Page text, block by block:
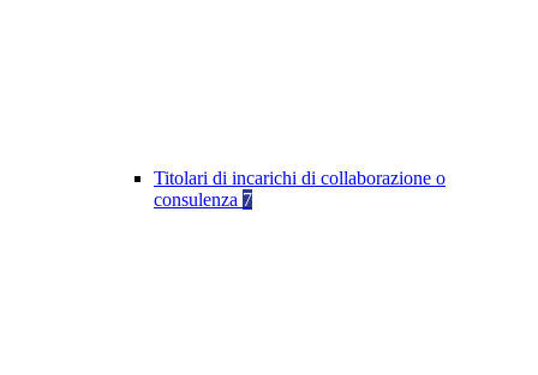
Titolari di incarichi di collaborazione o
consulenza 7